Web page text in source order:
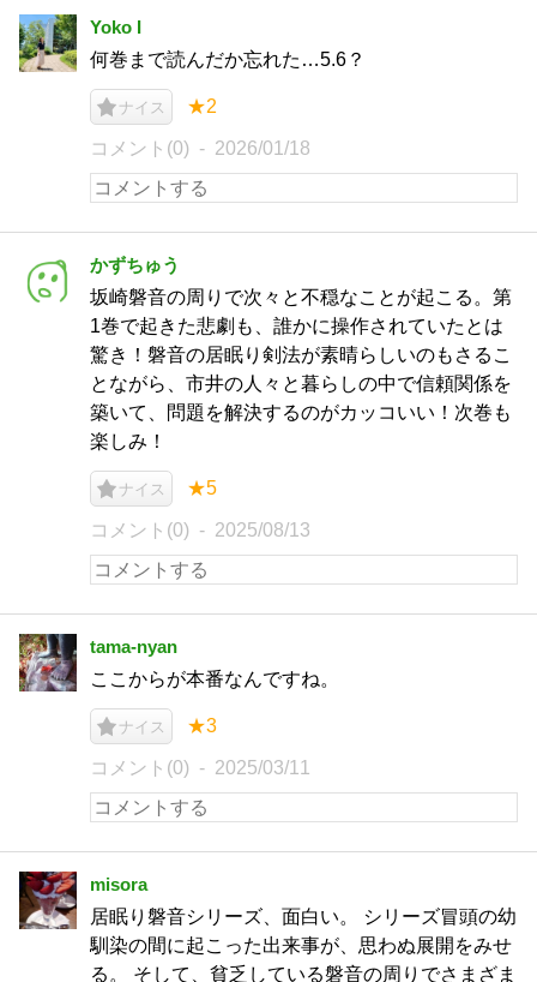
Yoko I
何巻まで読んだか忘れた…5.6？
ナイス ★2
コメント(0) 2026/01/18
かずちゅう
坂崎磐音の周りで次々と不穏なことが起こる。第
1巻で起きた悲劇も、誰かに操作されていたとは
驚き！磐音の居眠り剣法が素晴らしいのもさるこ
とながら、市井の人々と暮らしの中で信頼関係を
築いて、問題を解決するのがカッコいい！次巻も
楽しみ！
ナイス ★5
コメント(0) 2025/08/13
tama-nyan
ここからが本番なんですね。
ナイス ★3
コメント(0) 2025/03/11
misora
居眠り磐音シリーズ、面白い。 シリーズ冒頭の幼
馴染の間に起こった出来事が、思わぬ展開をみせ
る。 そして、貧乏している磐音の周りでさまざま